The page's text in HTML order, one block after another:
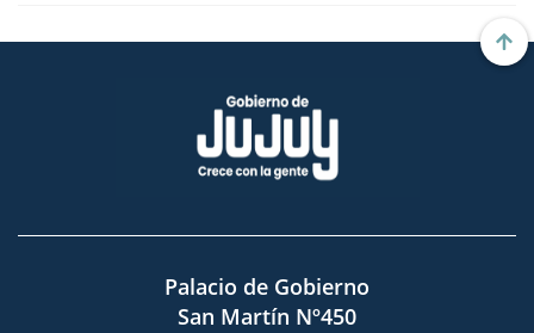
Palacio de Gobierno
San Martín Nº450